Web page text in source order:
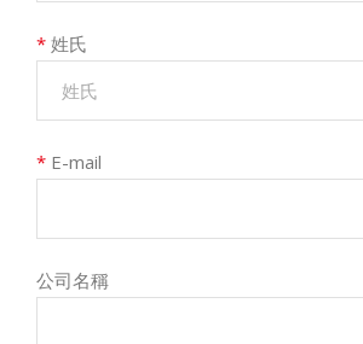
* 姓氏
* E-mail
公司名稱